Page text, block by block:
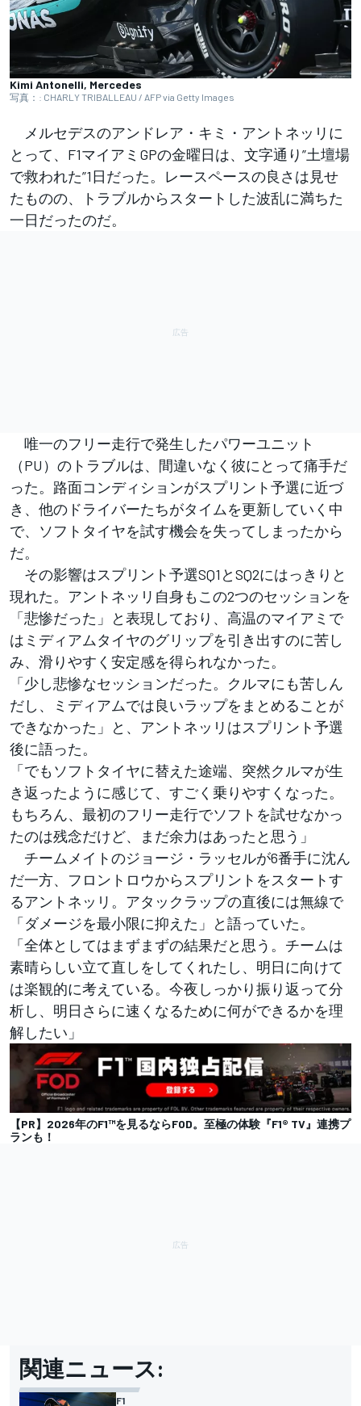
Kimi Antonelli, Mercedes
写真：: CHARLY TRIBALLEAU / AFP via Getty Images
メルセデスのアンドレア・キミ・アントネッリに
とって、F1マイアミGPの金曜日は、文字通り”土壇場
で救われた”1日だった。レースペースの良さは見せ
たものの、トラブルからスタートした波乱に満ちた
一日だったのだ。
唯一のフリー走行で発生したパワーユニット
（PU）のトラブルは、間違いなく彼にとって痛手だ
った。路面コンディションがスプリント予選に近づ
き、他のドライバーたちがタイムを更新していく中
で、ソフトタイヤを試す機会を失ってしまったから
だ。
その影響はスプリント予選SQ1とSQ2にはっきりと
現れた。アントネッリ自身もこの2つのセッションを
「悲惨だった」と表現しており、高温のマイアミで
はミディアムタイヤのグリップを引き出すのに苦し
み、滑りやすく安定感を得られなかった。
「少し悲惨なセッションだった。クルマにも苦しん
だし、ミディアムでは良いラップをまとめることが
できなかった」と、アントネッリはスプリント予選
後に語った。
「でもソフトタイヤに替えた途端、突然クルマが生
き返ったように感じて、すごく乗りやすくなった。
もちろん、最初のフリー走行でソフトを試せなかっ
たのは残念だけど、まだ余力はあったと思う」
チームメイトのジョージ・ラッセルが6番手に沈ん
だ一方、フロントロウからスプリントをスタートす
るアントネッリ。アタックラップの直後には無線で
「ダメージを最小限に抑えた」と語っていた。
「全体としてはまずまずの結果だと思う。チームは
素晴らしい立て直しをしてくれたし、明日に向けて
は楽観的に考えている。今夜しっかり振り返って分
析し、明日さらに速くなるために何ができるかを理
解したい」
【PR】2026年のF1™を見るならFOD。至極の体験『F1® TV』連携プ
ランも！
関連ニュース:
F1